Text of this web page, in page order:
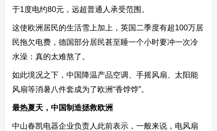
于1度电约80元，远超普通人承受范围。
这使欧洲居民的生活雪上加上，英国二季度有超100万居
民拖欠电费，德国部分居民甚至睡一个小时要冲一次冷
水澡：真的太难熬了。
如此境况之下，中国降温产品空调、手摇风扇、太阳能
风扇等消暑八件套成为了欧洲“香饽饽”。
最热夏天，中国制造拯救欧洲
中山春凯电器企业负责人此前表示，一般来说，电风扇